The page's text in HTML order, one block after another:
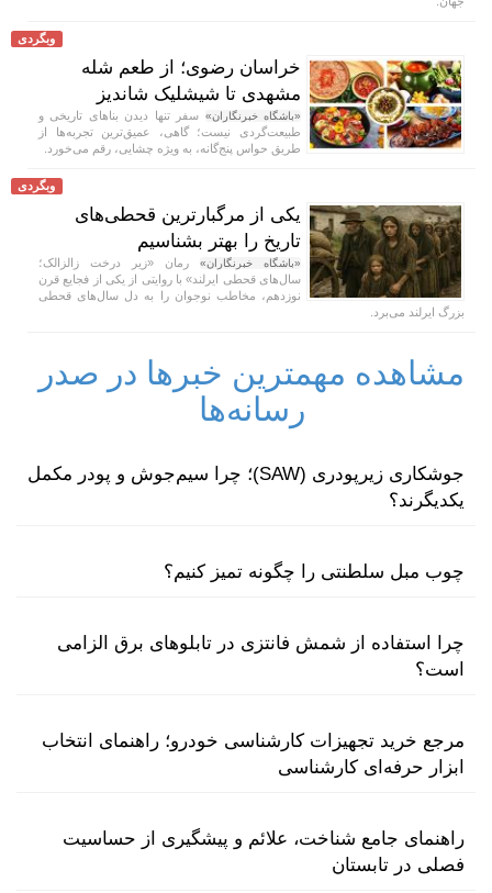
وبگردی
خراسان رضوی؛ از طعم شله
مشهدی تا شیشلیک شاندیز
«باشگاه خبرنگاران» سفر تنها دیدن بنا‌های تاریخی و
طبیعت‌گردی نیست؛ گاهی، عمیق‌ترین تجربه‌ها از
طریق حواس پنج‌گانه، به ویژه چشایی، رقم می‌خورد.
وبگردی
یکی از مرگبارترین قحطی‌های
تاریخ را بهتر بشناسیم
«باشگاه خبرنگاران» رمان «زیر درخت زالزالک؛
سال‌های قحطی ایرلند» با روایتی از یکی از فجایع قرن
نوزدهم، مخاطب نوجوان را به دل سال‌های قحطی
بزرگ ایرلند می‌برد.
مشاهده مهمترین خبرها در صدر
رسانه‌ها
جوشکاری زیرپودری (SAW)؛ چرا سیم‌جوش و پودر مکمل
یکدیگرند؟
چوب مبل سلطنتی را چگونه تمیز کنیم؟
چرا استفاده از شمش فانتزی در تابلوهای برق الزامی
است؟
مرجع خرید تجهیزات کارشناسی خودرو؛ راهنمای انتخاب
ابزار حرفه‌ای کارشناسی
راهنمای جامع شناخت، علائم و پیشگیری از حساسیت
فصلی در تابستان